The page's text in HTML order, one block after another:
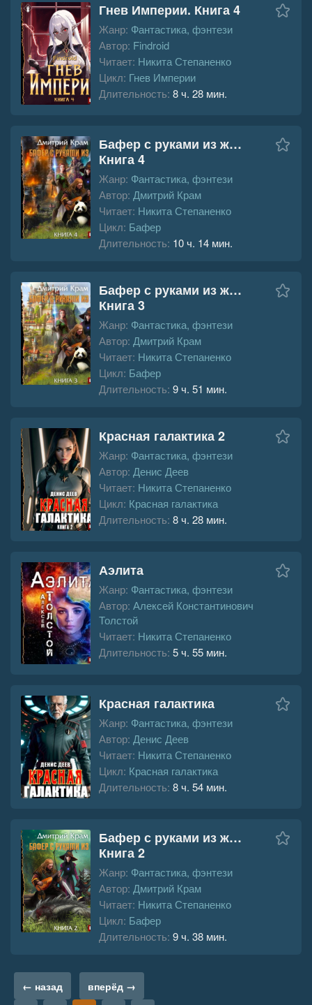
Гнев Империи. Книга 4
Жанр: Фантастика, фэнтези
Автор: Findroid
Читает: Никита Степаненко
Цикл: Гнев Империи
Длительность: 8 ч. 28 мин.
Бафер с руками из ж…
Книга 4
Жанр: Фантастика, фэнтези
Автор: Дмитрий Крам
Читает: Никита Степаненко
Цикл: Бафер
Длительность: 10 ч. 14 мин.
Бафер с руками из ж…
Книга 3
Жанр: Фантастика, фэнтези
Автор: Дмитрий Крам
Читает: Никита Степаненко
Цикл: Бафер
Длительность: 9 ч. 51 мин.
Красная галактика 2
Жанр: Фантастика, фэнтези
Автор: Денис Деев
Читает: Никита Степаненко
Цикл: Красная галактика
Длительность: 8 ч. 28 мин.
Аэлита
Жанр: Фантастика, фэнтези
Автор: Алексей Константинович
Толстой
Читает: Никита Степаненко
Длительность: 5 ч. 55 мин.
Красная галактика
Жанр: Фантастика, фэнтези
Автор: Денис Деев
Читает: Никита Степаненко
Цикл: Красная галактика
Длительность: 8 ч. 54 мин.
Бафер с руками из ж…
Книга 2
Жанр: Фантастика, фэнтези
Автор: Дмитрий Крам
Читает: Никита Степаненко
Цикл: Бафер
Длительность: 9 ч. 38 мин.
← назад вперёд →